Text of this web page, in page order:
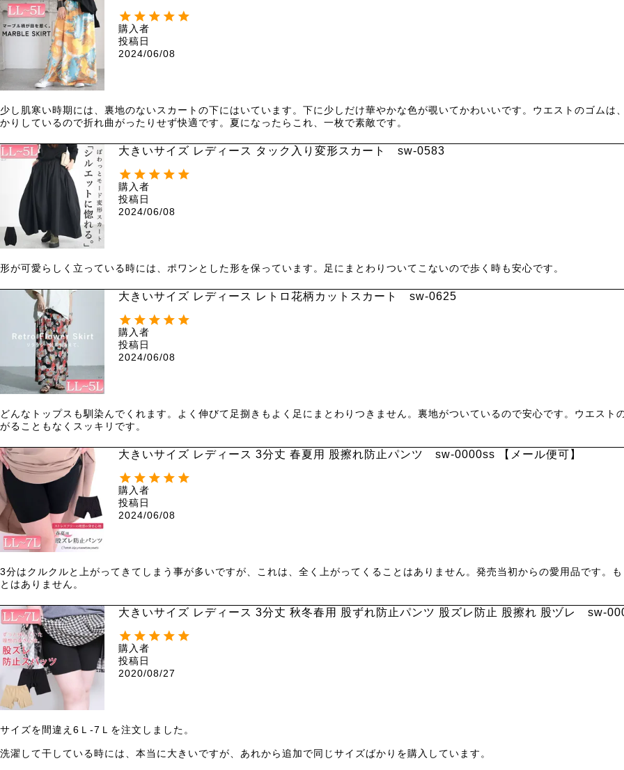
購入者
投稿日
2024/06/08
少し肌寒い時期には、裏地のないスカートの下にはいています。下に少しだけ華やかな色が覗いてかわいいです。ウエストのゴムは
かりしているので折れ曲がったりせず快適です。夏になったらこれ、一枚で素敵です。
大きいサイズ レディース タック入り変形スカート sw-0583
購入者
投稿日
2024/06/08
形が可愛らしく立っている時には、ポワンとした形を保っています。足にまとわりついてこないので歩く時も安心です。
大きいサイズ レディース レトロ花柄カットスカート sw-0625
購入者
投稿日
2024/06/08
どんなトップスも馴染んでくれます。よく伸びて足捌きもよく足にまとわりつきません。裏地がついているので安心です。ウエスト
がることもなくスッキリです。
大きいサイズ レディース 3分丈 春夏用 股擦れ防止パンツ sw-0000ss 【メール便可】
購入者
投稿日
2024/06/08
3分はクルクルと上がってきてしまう事が多いですが、これは、全く上がってくることはありません。発売当初からの愛用品です。も
とはありません。
大きいサイズ レディース 3分丈 秋冬春用 股ずれ防止パンツ 股ズレ防止 股擦れ 股ヅレ sw-
購入者
投稿日
2020/08/27
サイズを間違え6Ｌ-7Ｌを注文しました。
洗濯して干している時には、本当に大きいですが、あれから追加で同じサイズばかりを購入しています。